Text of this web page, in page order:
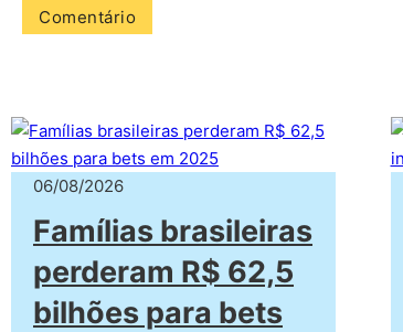
06/08/2026
Famílias brasileiras
perderam R$ 62,5
bilhões para bets